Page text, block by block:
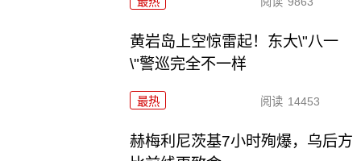
黄岩岛上空惊雷起！东大\"八一
\"警巡完全不一样
最热 阅读 14453
赫梅利尼茨基7小时殉爆，乌后方